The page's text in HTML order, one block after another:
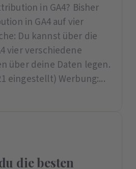
in GA4? Bisher
in GA4 auf vier
Du kannst über die
vier verschiedene
über deine Daten legen.
eingestellt) Werbung:...
die besten